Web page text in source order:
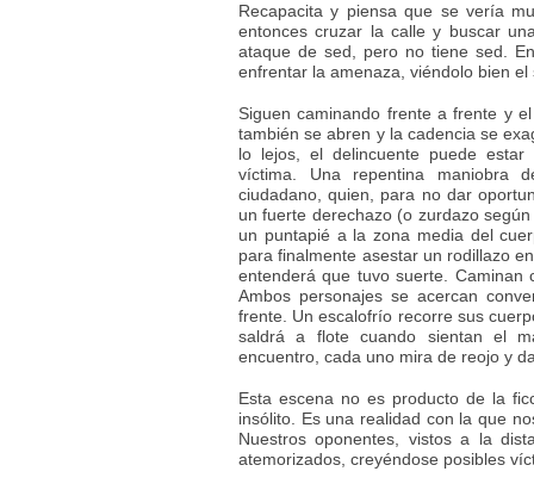
Recapacita y piensa que se vería
entonces cruzar la calle y buscar
ataque de sed, pero no tiene sed.
enfrentar la amenaza, viéndolo bien
Siguen caminando frente a frente y
también se abren y la cadencia se
lo lejos, el delincuente puede
víctima. Una repentina maniobra
ciudadano, quien, para no dar
un fuerte derechazo (o zurdazo
un puntapié a la zona media del
para finalmente asestar un rodillazo
entenderá que tuvo suerte.
Ambos personajes se acercan
frente. Un escalofrío recorre sus
saldrá a flote cuando sientan el
encuentro, cada uno mira de reojo y
Esta escena no es producto de la
insólito. Es una realidad con la que
Nuestros oponentes, vistos a la
atemorizados, creyéndose posibles